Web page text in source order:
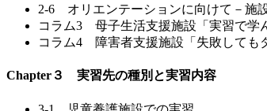
2-6 オリエンテーションに向けて－施
コラム3 母子生活支援施設「実習で学
コラム4 障害者支援施設「失敗しても
Chapter３ 実習先の種別と実習内容